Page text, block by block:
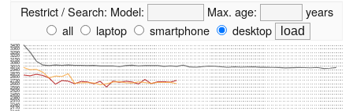
Restrict / Search: Model: Max. age:
years
all
laptop smartphone desktop
2170
2240
2310
2380
2450
2520
2590
2660
2730
2800
2870
2940
3010
3080
3150
3220
3290
3360
3430